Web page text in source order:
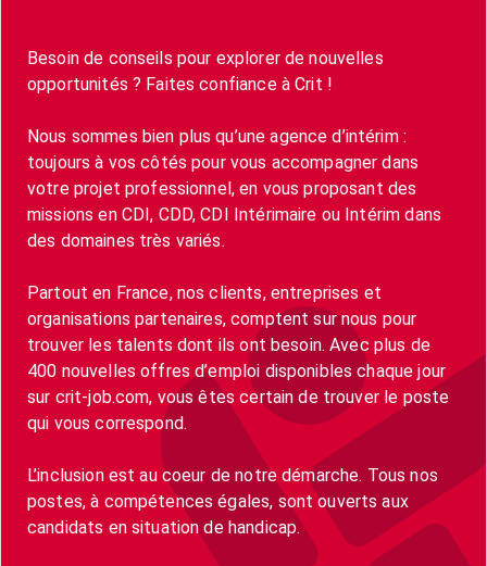
Besoin de conseils pour explorer de nouvelles
opportunités ? Faites confiance à Crit !
Nous sommes bien plus qu’une agence d’intérim :
toujours à vos côtés pour vous accompagner dans
votre projet professionnel, en vous proposant des
missions en CDI, CDD, CDI Intérimaire ou Intérim dans
des domaines très variés.
Partout en France, nos clients, entreprises et
organisations partenaires, comptent sur nous pour
trouver les talents dont ils ont besoin. Avec plus de
400 nouvelles offres d’emploi disponibles chaque jour
sur crit-job.com, vous êtes certain de trouver le poste
qui vous correspond.
L’inclusion est au coeur de notre démarche. Tous nos
postes, à compétences égales, sont ouverts aux
candidats en situation de handicap.